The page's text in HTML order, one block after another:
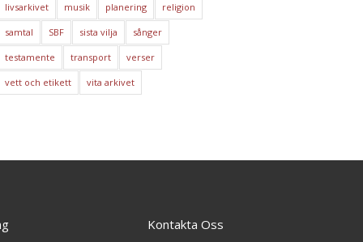
livsarkivet musik planering religion
samtal SBF sista vilja sånger
testamente transport verser
vett och etikett vita arkivet
Kontakta Oss